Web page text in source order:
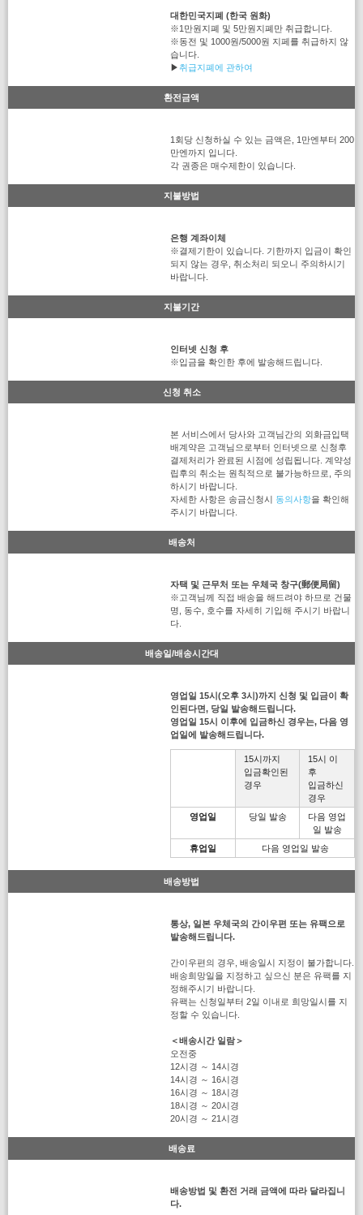
대한민국지폐 (한국 원화)
※1만원지폐 및 5만원지폐만 취급합니다.
※동전 및 1000원/5000원 지페를 취급하지 않
습니다.
▶취급지폐에 관하여
환전금액
1회당 신청하실 수 있는 금액은, 1만엔부터 200
만엔까지 입니다.
각 권종은 매수제한이 있습니다.
지불방법
은행 계좌이체
※결제기한이 있습니다. 기한까지 입금이 확인
되지 않는 경우, 취소처리 되오니 주의하시기
바랍니다.
지불기간
인터넷 신청 후
※입금을 확인한 후에 발송해드립니다.
신청 취소
본 서비스에서 당사와 고객님간의 외화금입택
배계약은 고객님으로부터 인터넷으로 신청후
결제처리가 완료된 시점에 성립됩니다. 계약성
립후의 취소는 원칙적으로 불가능하므로, 주의
하시기 바랍니다.
자세한 사항은 송금신청시 동의사항을 확인해
주시기 바랍니다.
배송처
자택 및 근무처 또는 우체국 창구(郵便局留)
※고객님께 직접 배송을 해드려야 하므로 건물
명, 동수, 호수를 자세히 기입해 주시기 바랍니
다.
배송일/배송시간대
영업일 15시(오후 3시)까지 신청 및 입금이 확
인된다면, 당일 발송해드립니다.
영업일 15시 이후에 입금하신 경우는, 다음 영
업일에 발송해드립니다.
15시까지
입금확인된
경우
15시 이
후
입금하신
경우
영업일
당일 발송
다음 영업
일 발송
휴업일
다음 영업일 발송
배송방법
통상, 일본 우체국의 간이우편 또는 유팩으로
발송해드립니다.
간이우편의 경우, 배송일시 지정이 불가합니다.
배송희망일을 지정하고 싶으신 분은 유팩를 지
정해주시기 바랍니다.
유팩는 신청일부터 2일 이내로 희망일시를 지
정할 수 있습니다.
＜배송시간 일람＞
오전중
12시경 ～ 14시경
14시경 ～ 16시경
16시경 ～ 18시경
18시경 ～ 20시경
20시경 ～ 21시경
배송료
배송방법 및 환전 거래 금액에 따라 달라집니
다.